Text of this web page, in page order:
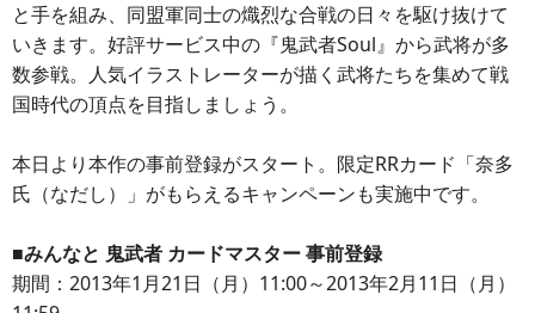
と手を組み、同盟軍同士の熾烈な合戦の日々を駆け抜けて
いきます。好評サービス中の『鬼武者Soul』から武将が多
数参戦。人気イラストレーターが描く武将たちを集めて戦
国時代の頂点を目指しましょう。
本日より本作の事前登録がスタート。限定RRカード「奈多
氏（なだし）」がもらえるキャンペーンも実施中です。
■みんなと 鬼武者 カードマスター 事前登録
期間：2013年1月21日（月）11:00～2013年2月11日（月）